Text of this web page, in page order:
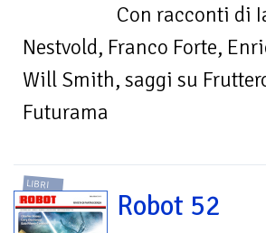
Con racconti di
Nestvold, Franco Forte,
Will Smith, saggi su
Futurama
LIBRI
Robot 52